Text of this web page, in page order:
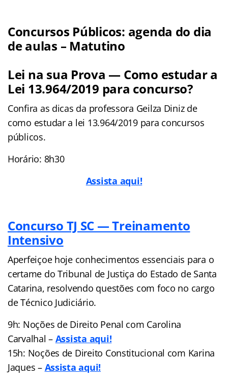
Concursos Públicos: agenda do dia
de aulas – Matutino
Lei na sua Prova — Como estudar a
Lei 13.964/2019 para concurso?
Confira as dicas da professora Geilza Diniz de
como estudar a lei 13.964/2019 para concursos
públicos.
Horário: 8h30
Assista aqui!
Concurso TJ SC — Treinamento
Intensivo
Aperfeiçoe hoje conhecimentos essenciais para o
certame do Tribunal de Justiça do Estado de Santa
Catarina, resolvendo questões com foco no cargo
de Técnico Judiciário.
9h: Noções de Direito Penal com Carolina
Carvalhal – Assista aqui!
15h: Noções de Direito Constitucional com Karina
Jaques – Assista aqui!